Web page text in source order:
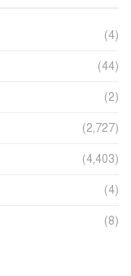
(4)
(44)
(2)
(2,727)
(4,403)
(4)
(8)